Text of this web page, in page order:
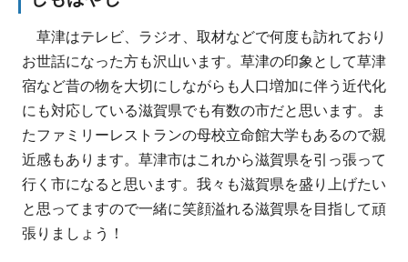
草津はテレビ、ラジオ、取材などで何度も訪れており
お世話になった方も沢山います。草津の印象として草津
宿など昔の物を大切にしながらも人口増加に伴う近代化
にも対応している滋賀県でも有数の市だと思います。ま
たファミリーレストランの母校立命館大学もあるので親
近感もあります。草津市はこれから滋賀県を引っ張って
行く市になると思います。我々も滋賀県を盛り上げたい
と思ってますので一緒に笑顔溢れる滋賀県を目指して頑
張りましょう！